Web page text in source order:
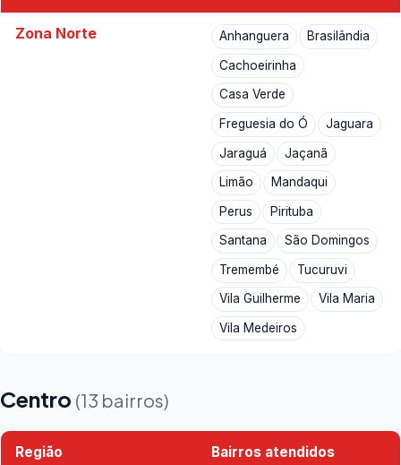
Zona Norte Anhanguera Brasilândia
Cachoeirinha
Casa Verde
Freguesia do Ó Jaguara
Jaraguá Jaçanã
Limão Mandaqui
Perus Pirituba
Santana São Domingos
Tremembé Tucuruvi
Vila Guilherme Vila Maria
Vila Medeiros
Centro (13 bairros)
Região Bairros atendidos